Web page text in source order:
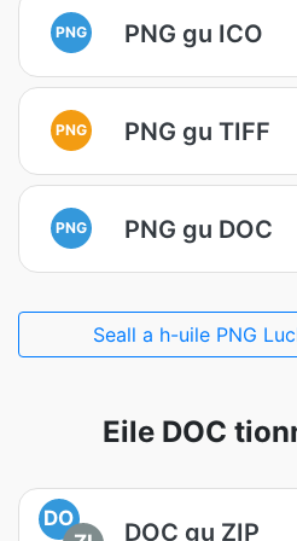
PNG PNG gu ICO
PNG PNG gu TIFF
PNG PNG gu DOC
Seall a h-uile PNG
Eile DOC
DO
DOC gu ZIP